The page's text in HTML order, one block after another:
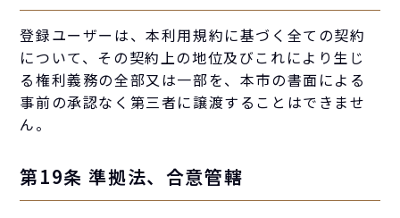
登録ユーザーは、本利用規約に基づく全ての契約
について、その契約上の地位及びこれにより生じ
る権利義務の全部又は一部を、本市の書面による
事前の承認なく第三者に譲渡することはできませ
ん。
第19条 準拠法、合意管轄